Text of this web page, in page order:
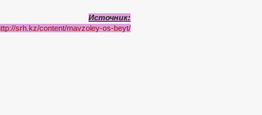
Источник:
srh.kz/content/mavzoley-os-beyt/